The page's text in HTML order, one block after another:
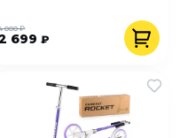
699₽
000 ₽